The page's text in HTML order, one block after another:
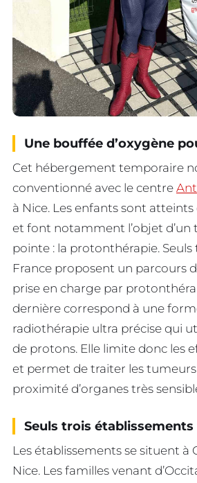
Une bouffée d’oxygène
Cet hébergement temporaire
conventionné avec le centre
à Nice. Les enfants sont
et font notamment l’objet d’un
pointe : la protonthérapie. Seuls
France proposent un parcours
prise en charge par
dernière correspond à une
radiothérapie ultra précise qui
de protons. Elle limite donc les
et permet de traiter les tumeurs
proximité d’organes très
Seuls trois établissements
Les établissements se situent à
Nice. Les familles venant